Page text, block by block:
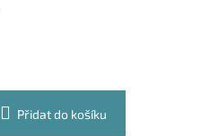
Přidat do košíku